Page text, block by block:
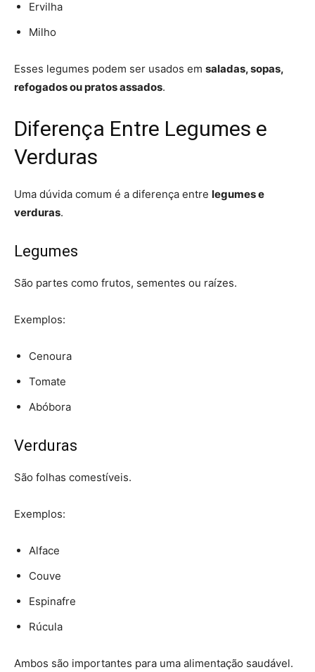
Ervilha
Milho
Esses legumes podem ser usados em saladas, sopas,
refogados ou pratos assados.
Diferença Entre Legumes e
Verduras
Uma dúvida comum é a diferença entre legumes e
verduras.
Legumes
São partes como frutos, sementes ou raízes.
Exemplos:
Cenoura
Tomate
Abóbora
Verduras
São folhas comestíveis.
Exemplos:
Alface
Couve
Espinafre
Rúcula
Ambos são importantes para uma alimentação saudável.